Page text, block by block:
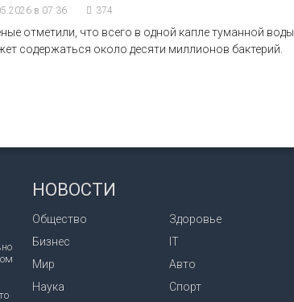
в 07:36 374
отметили, что всего в одной капле туманной воды
содержаться около десяти миллионов бактерий.
НОВОСТИ
Общество
Бизнес
Мир
Наука
Здоровье
IT
Авто
Спорт